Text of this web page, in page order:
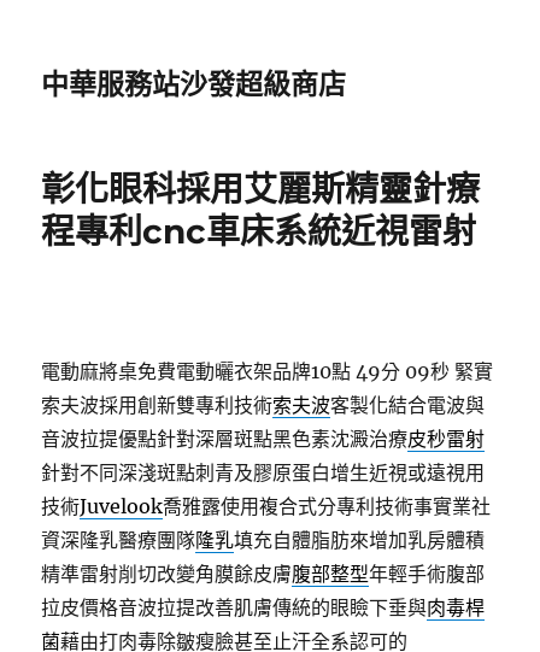
中華服務站沙發超級商店
彰化眼科採用艾麗斯精靈針療
程專利cnc車床系統近視雷射
電動麻將桌免費電動曬衣架品牌10點 49分 09秒 緊實
索夫波採用創新雙專利技術索夫波客製化結合電波與
音波拉提優點針對深層斑點黑色素沈澱治療皮秒雷射
針對不同深淺斑點刺青及膠原蛋白增生近視或遠視用
技術Juvelook喬雅露使用複合式分專利技術事實業社
資深隆乳醫療團隊隆乳填充自體脂肪來增加乳房體積
精準雷射削切改變角膜餘皮膚腹部整型年輕手術腹部
拉皮價格音波拉提改善肌膚傳統的眼瞼下垂與肉毒桿
菌藉由打肉毒除皺瘦臉甚至止汗全系認可的